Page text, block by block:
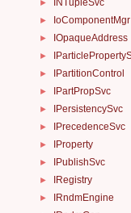
► INTupleSvc
► IoComponentMgr
► IOpaqueAddress
►
► IPartitionControl
► IPartPropSvc
► IPersistencySvc
► IPrecedenceSvc
► IProperty
► IPublishSvc
► IRegistry
► IRndmEngine